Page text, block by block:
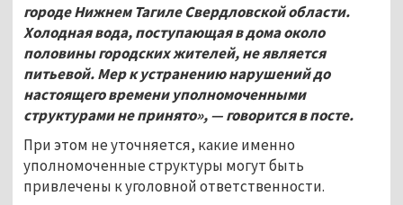
городе Нижнем Тагиле Свердловской области.
Холодная вода, поступающая в дома около
половины городских жителей, не является
питьевой. Мер к устранению нарушений до
настоящего времени уполномоченными
структурами не принято», — говорится в посте.
При этом не уточняется, какие именно
уполномоченные структуры могут быть
привлечены к уголовной ответственности.